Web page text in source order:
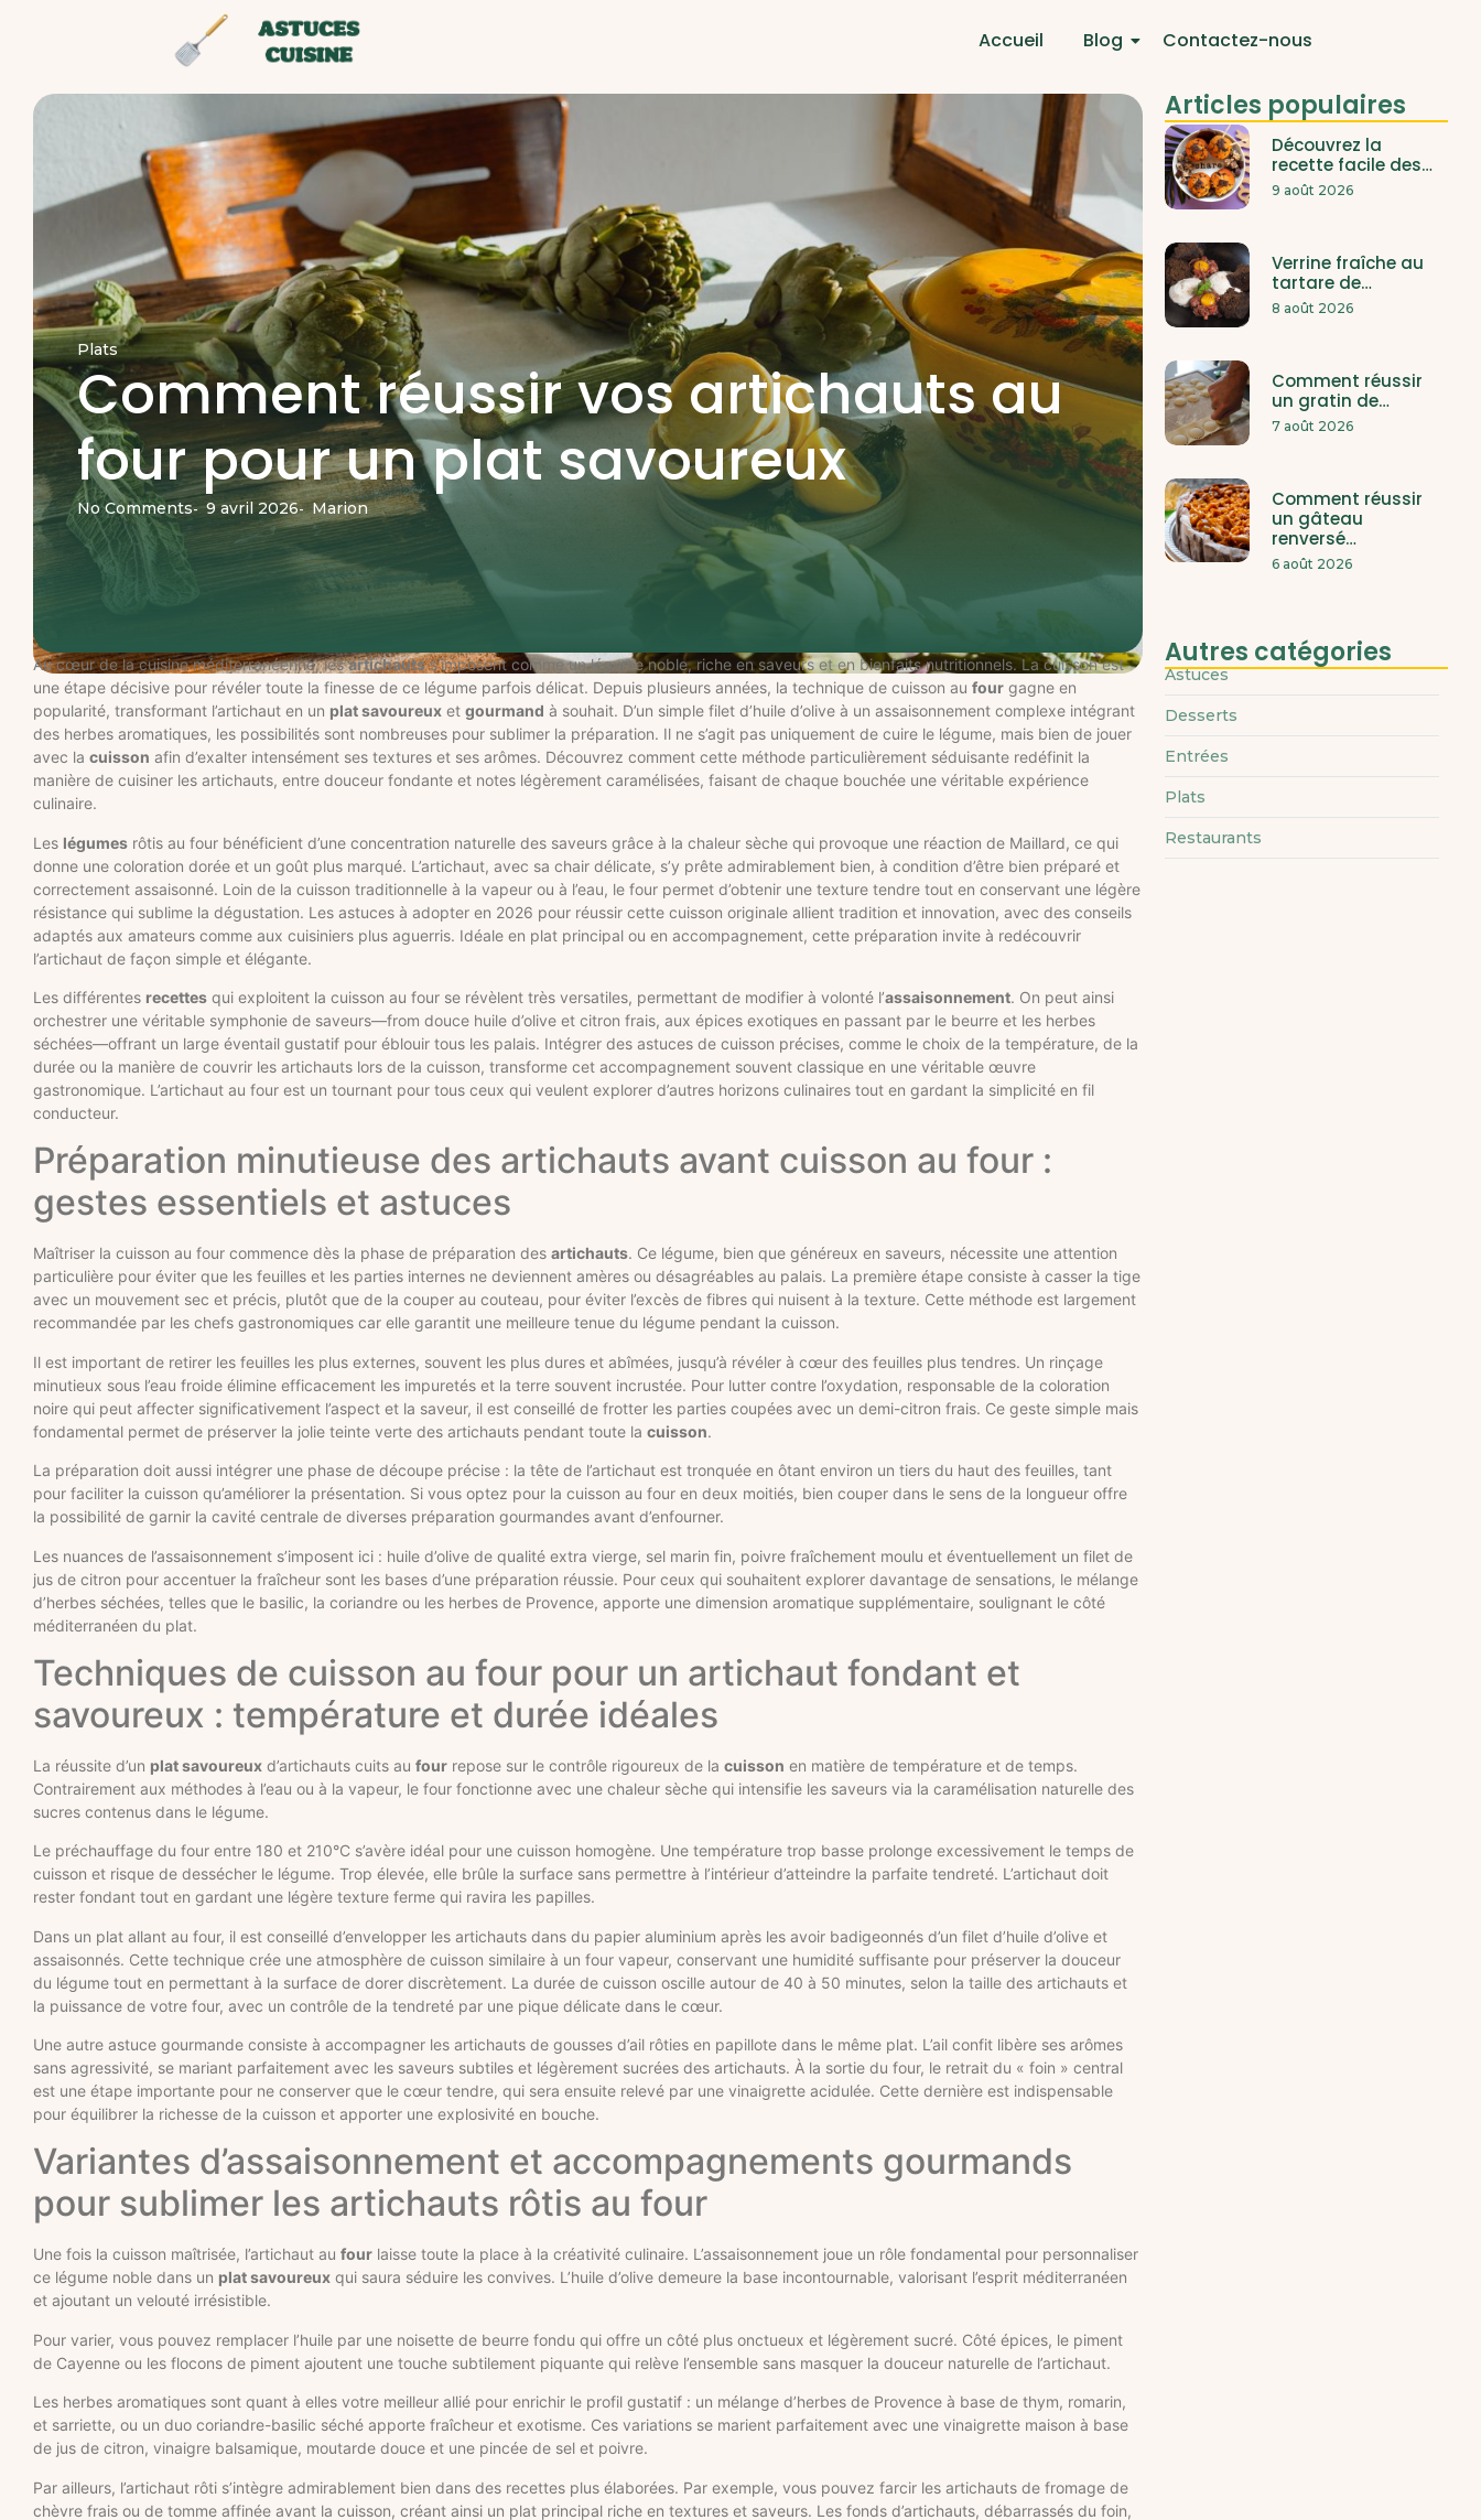
Accueil Blog Contactez-nous
Plats
Comment réussir vos artichauts au
four pour un plat savoureux
No Comments- 9 avril 2026- Marion
Au cœur de la cuisine méditerranéenne, lesartichautss’imposent comme un légume noble, riche en saveurs et en bienfaits nutritionnels. La cuisson est
une étape décisive pour révéler toute la finesse de ce légume parfois délicat. Depuis plusieurs années, la technique de cuisson au four gagne en
popularité, transformant l’artichaut en un plat savoureux et gourmand à souhait. D’un simple filet d’huile d’olive à un assaisonnement complexe intégrant
des herbes aromatiques, les possibilités sont nombreuses pour sublimer la préparation. Il ne s’agit pas uniquement de cuire le légume, mais bien de jouer
avec la cuisson afin d’exalter intensément ses textures et ses arômes. Découvrez comment cette méthode particulièrement séduisante redéfinit la
manière de cuisiner les artichauts, entre douceur fondante et notes légèrement caramélisées, faisant de chaque bouchée une véritable expérience
culinaire.
Les légumes rôtis au four bénéficient d’une concentration naturelle des saveurs grâce à la chaleur sèche qui provoque une réaction de Maillard, ce qui
donne une coloration dorée et un goût plus marqué. L’artichaut, avec sa chair délicate, s’y prête admirablement bien, à condition d’être bien préparé et
correctement assaisonné. Loin de la cuisson traditionnelle à la vapeur ou à l’eau, le four permet d’obtenir une texture tendre tout en conservant une légère
résistance qui sublime la dégustation. Les astuces à adopter en 2026 pour réussir cette cuisson originale allient tradition et innovation, avec des conseils
adaptés aux amateurs comme aux cuisiniers plus aguerris. Idéale en plat principal ou en accompagnement, cette préparation invite à redécouvrir
l’artichaut de façon simple et élégante.
Les différentes recettes qui exploitent la cuisson au four se révèlent très versatiles, permettant de modifier à volonté l’assaisonnement. On peut ainsi
orchestrer une véritable symphonie de saveurs—from douce huile d’olive et citron frais, aux épices exotiques en passant par le beurre et les herbes
séchées—offrant un large éventail gustatif pour éblouir tous les palais. Intégrer des astuces de cuisson précises, comme le choix de la température, de la
durée ou la manière de couvrir les artichauts lors de la cuisson, transforme cet accompagnement souvent classique en une véritable œuvre
gastronomique. L’artichaut au four est un tournant pour tous ceux qui veulent explorer d’autres horizons culinaires tout en gardant la simplicité en fil
conducteur.
Préparation minutieuse des artichauts avant cuisson au four :
gestes essentiels et astuces
Maîtriser la cuisson au four commence dès la phase de préparation des artichauts. Ce légume, bien que généreux en saveurs, nécessite une attention
particulière pour éviter que les feuilles et les parties internes ne deviennent amères ou désagréables au palais. La première étape consiste à casser la tige
avec un mouvement sec et précis, plutôt que de la couper au couteau, pour éviter l’excès de fibres qui nuisent à la texture. Cette méthode est largement
recommandée par les chefs gastronomiques car elle garantit une meilleure tenue du légume pendant la cuisson.
Il est important de retirer les feuilles les plus externes, souvent les plus dures et abîmées, jusqu’à révéler à cœur des feuilles plus tendres. Un rinçage
minutieux sous l’eau froide élimine efficacement les impuretés et la terre souvent incrustée. Pour lutter contre l’oxydation, responsable de la coloration
noire qui peut affecter significativement l’aspect et la saveur, il est conseillé de frotter les parties coupées avec un demi-citron frais. Ce geste simple mais
fondamental permet de préserver la jolie teinte verte des artichauts pendant toute la cuisson.
La préparation doit aussi intégrer une phase de découpe précise : la tête de l’artichaut est tronquée en ôtant environ un tiers du haut des feuilles, tant
pour faciliter la cuisson qu’améliorer la présentation. Si vous optez pour la cuisson au four en deux moitiés, bien couper dans le sens de la longueur offre
la possibilité de garnir la cavité centrale de diverses préparation gourmandes avant d’enfourner.
Les nuances de l’assaisonnement s’imposent ici : huile d’olive de qualité extra vierge, sel marin fin, poivre fraîchement moulu et éventuellement un filet de
jus de citron pour accentuer la fraîcheur sont les bases d’une préparation réussie. Pour ceux qui souhaitent explorer davantage de sensations, le mélange
d’herbes séchées, telles que le basilic, la coriandre ou les herbes de Provence, apporte une dimension aromatique supplémentaire, soulignant le côté
méditerranéen du plat.
Techniques de cuisson au four pour un artichaut fondant et
savoureux : température et durée idéales
La réussite d’un plat savoureux d’artichauts cuits au four repose sur le contrôle rigoureux de la cuisson en matière de température et de temps.
Contrairement aux méthodes à l’eau ou à la vapeur, le four fonctionne avec une chaleur sèche qui intensifie les saveurs via la caramélisation naturelle des
sucres contenus dans le légume.
Le préchauffage du four entre 180 et 210°C s’avère idéal pour une cuisson homogène. Une température trop basse prolonge excessivement le temps de
cuisson et risque de dessécher le légume. Trop élevée, elle brûle la surface sans permettre à l’intérieur d’atteindre la parfaite tendreté. L’artichaut doit
rester fondant tout en gardant une légère texture ferme qui ravira les papilles.
Dans un plat allant au four, il est conseillé d’envelopper les artichauts dans du papier aluminium après les avoir badigeonnés d’un filet d’huile d’olive et
assaisonnés. Cette technique crée une atmosphère de cuisson similaire à un four vapeur, conservant une humidité suffisante pour préserver la douceur
du légume tout en permettant à la surface de dorer discrètement. La durée de cuisson oscille autour de 40 à 50 minutes, selon la taille des artichauts et
la puissance de votre four, avec un contrôle de la tendreté par une pique délicate dans le cœur.
Une autre astuce gourmande consiste à accompagner les artichauts de gousses d’ail rôties en papillote dans le même plat. L’ail confit libère ses arômes
sans agressivité, se mariant parfaitement avec les saveurs subtiles et légèrement sucrées des artichauts. À la sortie du four, le retrait du « foin » central
est une étape importante pour ne conserver que le cœur tendre, qui sera ensuite relevé par une vinaigrette acidulée. Cette dernière est indispensable
pour équilibrer la richesse de la cuisson et apporter une explosivité en bouche.
Variantes d’assaisonnement et accompagnements gourmands
pour sublimer les artichauts rôtis au four
Une fois la cuisson maîtrisée, l’artichaut au four laisse toute la place à la créativité culinaire. L’assaisonnement joue un rôle fondamental pour personnaliser
ce légume noble dans un plat savoureux qui saura séduire les convives. L’huile d’olive demeure la base incontournable, valorisant l’esprit méditerranéen
et ajoutant un velouté irrésistible.
Pour varier, vous pouvez remplacer l’huile par une noisette de beurre fondu qui offre un côté plus onctueux et légèrement sucré. Côté épices, le piment
de Cayenne ou les flocons de piment ajoutent une touche subtilement piquante qui relève l’ensemble sans masquer la douceur naturelle de l’artichaut.
Les herbes aromatiques sont quant à elles votre meilleur allié pour enrichir le profil gustatif : un mélange d’herbes de Provence à base de thym, romarin,
et sarriette, ou un duo coriandre-basilic séché apporte fraîcheur et exotisme. Ces variations se marient parfaitement avec une vinaigrette maison à base
de jus de citron, vinaigre balsamique, moutarde douce et une pincée de sel et poivre.
Par ailleurs, l’artichaut rôti s’intègre admirablement bien dans des recettes plus élaborées. Par exemple, vous pouvez farcir les artichauts de fromage de
chèvre frais ou de tomme affinée avant la cuisson, créant ainsi un plat principal riche en textures et saveurs. Les fonds d’artichauts, débarrassés du foin,
Articles populaires
Découvrez la
recette facile des…
9 août 2026
Verrine fraîche au
tartare de…
8 août 2026
Comment réussir
un gratin de…
7 août 2026
Comment réussir
un gâteau
renversé…
6 août 2026
Autres catégories
Astuces
Desserts
Entrées
Plats
Restaurants